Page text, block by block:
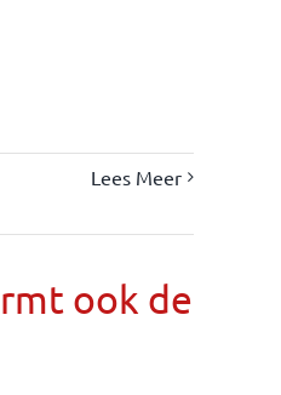
Lees Meer
ook de